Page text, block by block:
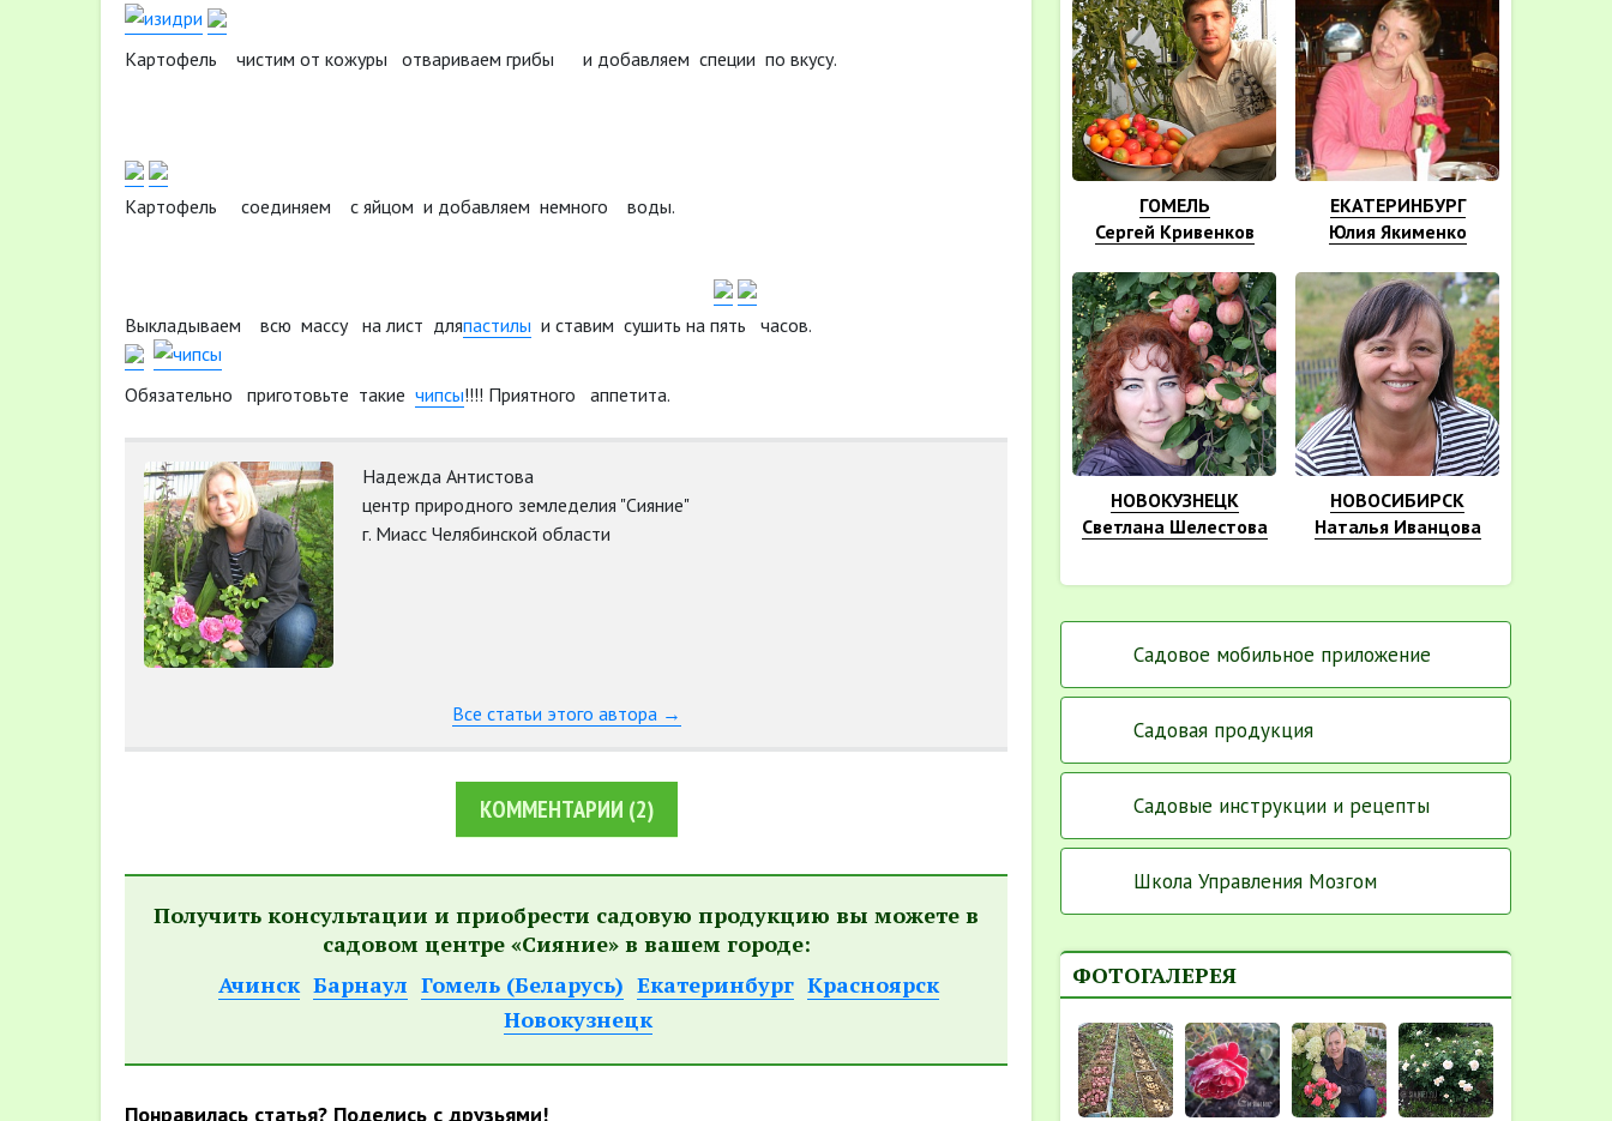
Картофель чистим от кожуры отвариваем грибы и добавляем специи по вкусу.
Картофель соединяем с яйцом и добавляем немного воды.
Выкладываем всю массу на лист дляпастилы и ставим сушить на пять часов.
Обязательно приготовьте такие чипсы!!!! Приятного аппетита.
Надежда Антистова
центр природного земледелия "Сияние"
г. Миасс Челябинской области
Все статьи этого автора →
КОММЕНТАРИИ (2)
Получить консультации и приобрести садовую продукцию вы можете в
садовом центре «Сияние» в вашем городе:
Ачинск Барнаул Гомель (Беларусь) Екатеринбург Красноярск
Новокузнецк
Понравилась статья? Поделись с друзьями!
ГОМЕЛЬ
Сергей Кривенков
ЕКАТЕРИНБУРГ
Юлия Якименко
НОВОКУЗНЕЦК
Светлана Шелестова
НОВОСИБИРСК
Наталья Иванцова
Садовое мобильное приложение
Садовая продукция
Садовые инструкции и рецепты
Школа Управления Мозгом
ФОТОГАЛЕРЕЯ